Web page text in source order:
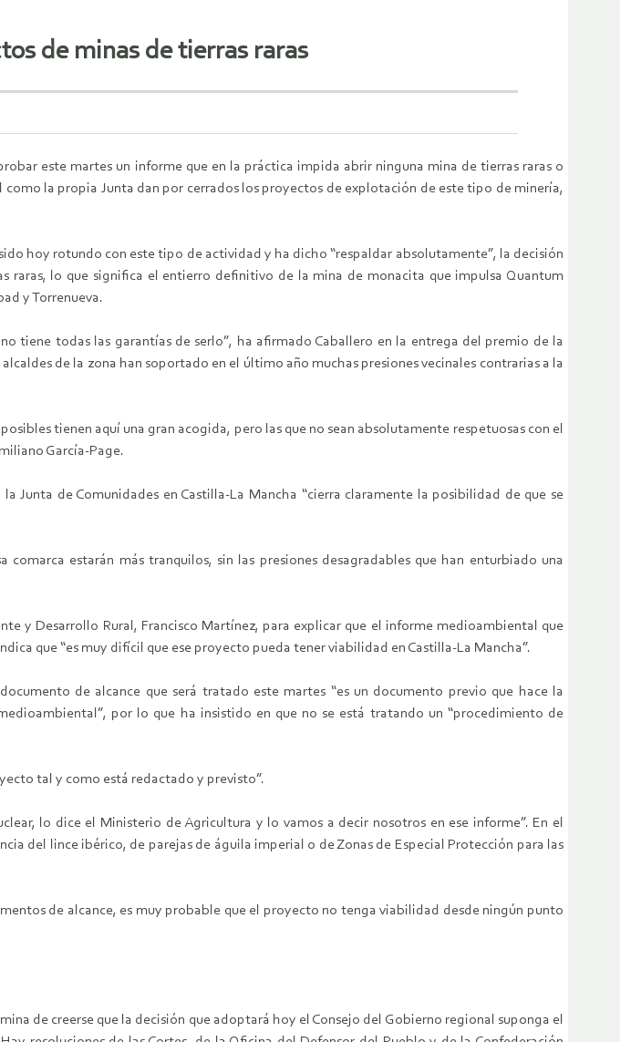
de minas de tierras raras
este martes un informe que en la práctica impida abrir ninguna mina de tierras raras o
la propia Junta dan por cerrados los proyectos de explotación de este tipo de minería,
hoy rotundo con este tipo de actividad y ha dicho “respaldar absolutamente”, la decisión
raras, lo que significa el entierro definitivo de la mina de monacita que impulsa Quantum
y Torrenueva.
tiene todas las garantías de serlo”, ha afirmado Caballero en la entrega del premio de la
de la zona han soportado en el último año muchas presiones vecinales contrarias a la
tienen aquí una gran acogida, pero las que no sean absolutamente respetuosas con el
García-Page.
Junta de Comunidades en Castilla-La Mancha “cierra claramente la posibilidad de que se
estarán más tranquilos, sin las presiones desagradables que han enturbiado una
y Desarrollo Rural, Francisco Martínez, para explicar que el informe medioambiental que
que “es muy difícil que ese proyecto pueda tener viabilidad en Castilla-La Mancha”.
de alcance que será tratado este martes “es un documento previo que hace la
por lo que ha insistido en que no se está tratando un “procedimiento de
tal y como está redactado y previsto”.
lo dice el Ministerio de Agricultura y lo vamos a decir nosotros en ese informe”. En el
del lince ibérico, de parejas de águila imperial o de Zonas de Especial Protección para las
de alcance, es muy probable que el proyecto no tenga viabilidad desde ningún punto
de creerse que la decisión que adoptará hoy el Consejo del Gobierno regional suponga el